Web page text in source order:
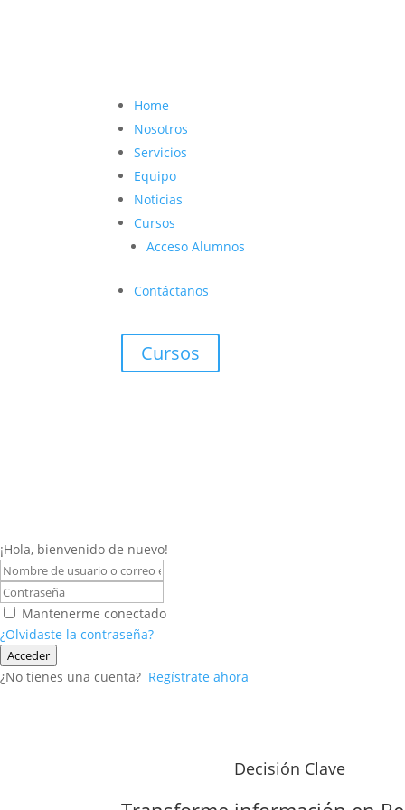
Home
Nosotros
Servicios
Equipo
Noticias
Cursos
Acceso Alumnos
Contáctanos
Cursos
¡Hola, bienvenido de nuevo!
Mantenerme conectado
¿Olvidaste la contraseña?
Acceder
¿No tienes una cuenta? Regístrate ahora
Decisión Clave